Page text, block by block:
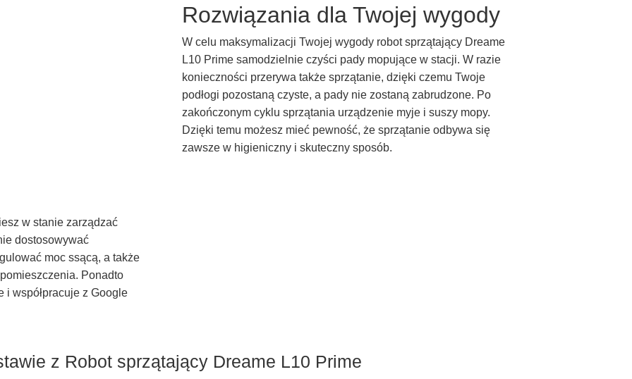
Rozwiązania dla Twojej wygody
W celu maksymalizacji Twojej wygody robot sprzątający Dreame
L10 Prime samodzielnie czyści pady mopujące w stacji. W razie
konieczności przerywa także sprzątanie, dzięki czemu Twoje
podłogi pozostaną czyste, a pady nie zostaną zabrudzone. Po
zakończonym cyklu sprzątania urządzenie myje i suszy mopy.
Dzięki temu możesz mieć pewność, że sprzątanie odbywa się
zawsze w higieniczny i skuteczny sposób.
w stanie zarządzać
dostosowywać
moc ssącą, a także
Ponadto
i współpracuje z Google
z Robot sprzątający Dreame L10 Prime